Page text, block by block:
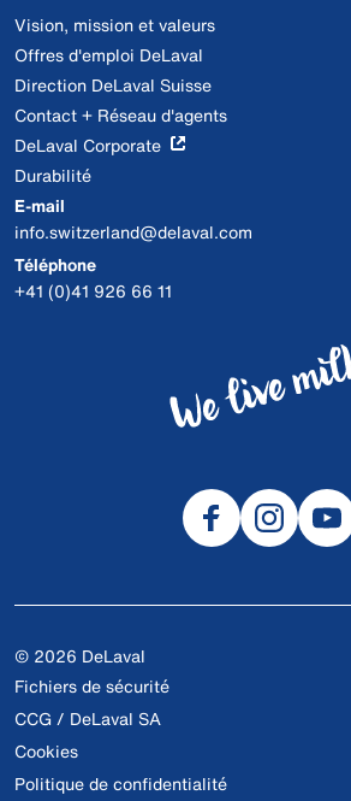
Vision, mission et valeurs
Offres d'emploi DeLaval
Direction DeLaval Suisse
Contact + Réseau d'agents
DeLaval Corporate
Durabilité
E-mail
info.switzerland@delaval.com
Téléphone
+41 (0)41 926 66 11
© 2026 DeLaval
Fichiers de sécurité
CCG / DeLaval SA
Cookies
Politique de confidentialité